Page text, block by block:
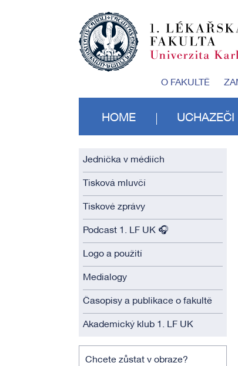
O FAKULTĚ
HOME UCHAZEČI
Jednička v médiích
Tisková mluvčí
Tiskové zprávy
Podcast 1. LF UK 🎧
Logo a použití
Medialogy
Časopisy a publikace o fakultě
Akademický klub 1. LF UK
Chcete zůstat v obraze?